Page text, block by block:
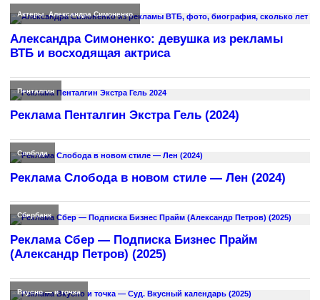
Актеры,Александра Симоненко
Александра Симоненко: девушка из рекламы
ВТБ и восходящая актриса
Пенталгин
Реклама Пенталгин Экстра Гель (2024)
Слобода
Реклама Слобода в новом стиле — Лен (2024)
Сбербанк
Реклама Сбер — Подписка Бизнес Прайм
(Александр Петров) (2025)
Вкусно — и точка